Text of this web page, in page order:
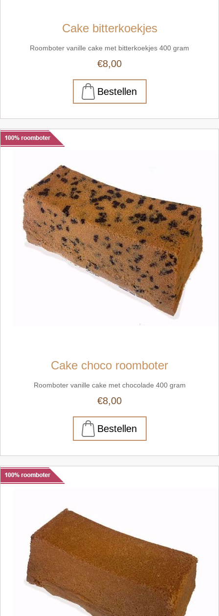
Cake bitterkoekjes
Roomboter vanille cake met bitterkoekjes 400 gram
€8,00
Cake choco roomboter
Roomboter vanille cake met chocolade 400 gram
€8,00